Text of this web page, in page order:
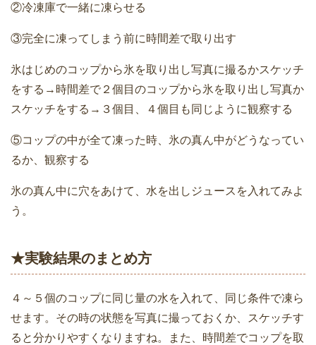
②冷凍庫で一緒に凍らせる
③完全に凍ってしまう前に時間差で取り出す
氷はじめのコップから氷を取り出し写真に撮るかスケッチ
をする→時間差で２個目のコップから氷を取り出し写真か
スケッチをする→３個目、４個目も同じように観察する
⑤コップの中が全て凍った時、氷の真ん中がどうなってい
るか、観察する
氷の真ん中に穴をあけて、水を出しジュースを入れてみよ
う。
★実験結果のまとめ方
４～５個のコップに同じ量の水を入れて、同じ条件で凍ら
せます。その時の状態を写真に撮っておくか、スケッチす
ると分かりやすくなりますね。また、時間差でコップを取